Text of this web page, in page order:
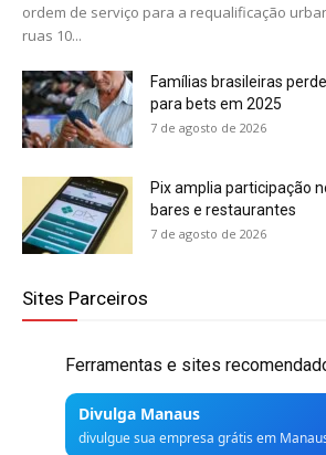
ordem de serviço para a requalificação
ruas 10...
Famílias brasileiras
para bets em 2025
7 de agosto de 2026
Pix amplia participação
bares e restaurantes
7 de agosto de 2026
Sites Parceiros
Ferramentas e sites
Divulga Manaus
divulgue sua empresa grátis em